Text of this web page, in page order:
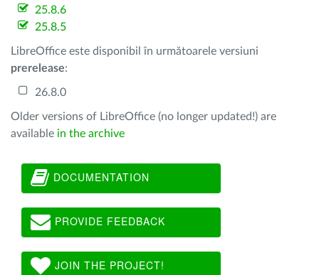
25.8.6
25.8.5
LibreOffice este disponibil în următoarele versiuni
prerelease:
26.8.0
Older versions of LibreOffice (no longer updated!) are
available in the archive
DOCUMENTATION
PROVIDE FEEDBACK
JOIN THE PROJECT!